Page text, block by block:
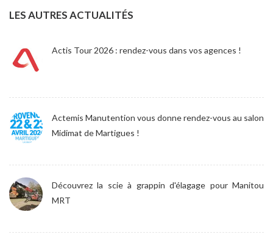
LES AUTRES ACTUALITÉS
Actis Tour 2026 : rendez-vous dans vos agences !
Actemis Manutention vous donne rendez-vous au salon
Midimat de Martigues !
Découvrez la scie à grappin d'élagage pour Manitou
MRT